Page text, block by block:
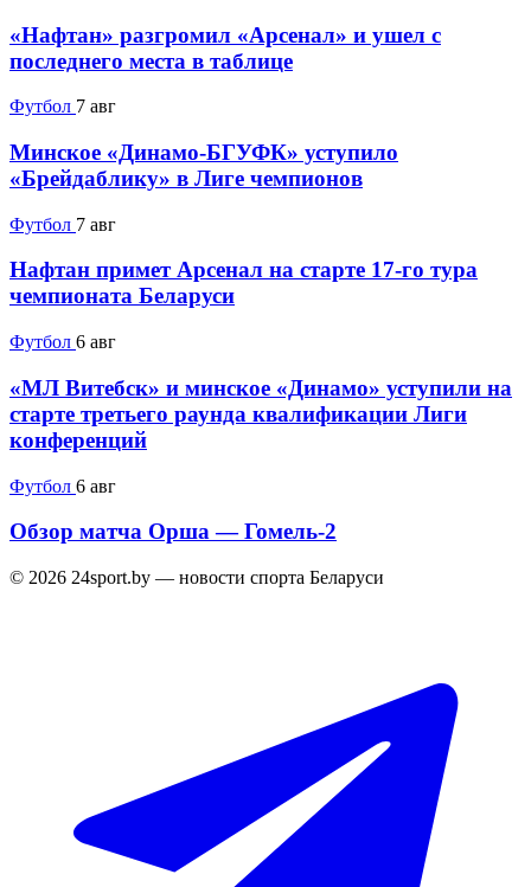
«Нафтан» разгромил «Арсенал» и ушел с
последнего места в таблице
Футбол 7 авг
Минское «Динамо-БГУФК» уступило
«Брейдаблику» в Лиге чемпионов
Футбол 7 авг
Нафтан примет Арсенал на старте 17-го тура
чемпионата Беларуси
Футбол 6 авг
«МЛ Витебск» и минское «Динамо» уступили на
старте третьего раунда квалификации Лиги
конференций
Футбол 6 авг
Обзор матча Орша — Гомель-2
© 2026 24sport.by — новости спорта Беларуси